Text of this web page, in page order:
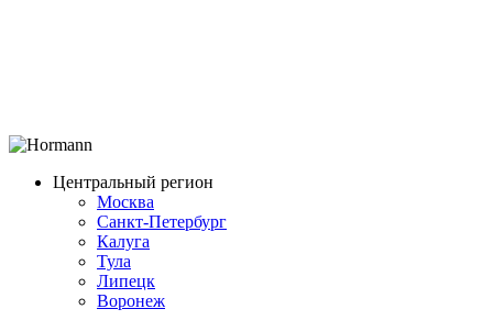
Центральный регион
Москва
Санкт-Петербург
Калуга
Тула
Липецк
Воронеж